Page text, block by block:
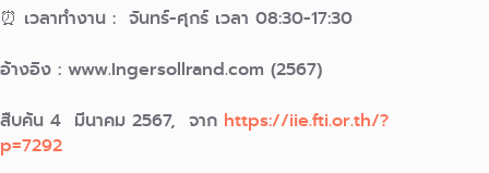
⏰ เวลาทำงาน : จันทร์-ศุกร์ เวลา 08:30-17:30
อ้างอิง : www.Ingersollrand.com (2567)
สืบค้น 4 มีนาคม 2567, จาก https://iie.fti.or.th/?
p=7292